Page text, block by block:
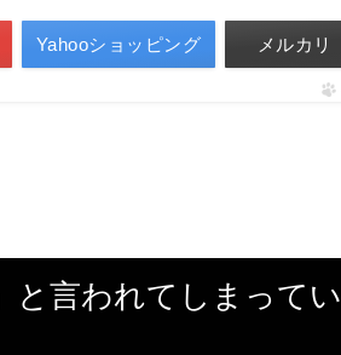
Yahooショッピング メルカリ
と言われてしまってい